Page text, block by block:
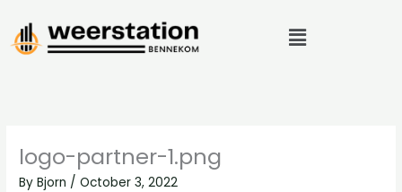
content
Menu
logo-partner-1.png
ByBjorn /October 3, 2022